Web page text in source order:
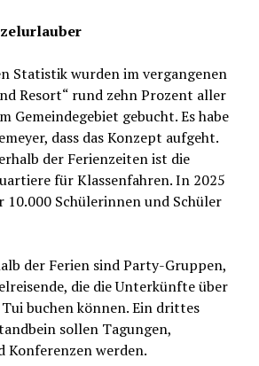
Statistik wurden im vergangenen
Resort“ rund zehn Prozent aller
Gemeindegebiet gebucht. Es habe
dass das Konzept aufgeht.
der Ferienzeiten ist die
für Klassenfahren. In 2025
10.000 Schülerinnen und Schüler
der Ferien sind Party-Gruppen,
die die Unterkünfte über
buchen können. Ein drittes
sollen Tagungen,
Konferenzen werden.